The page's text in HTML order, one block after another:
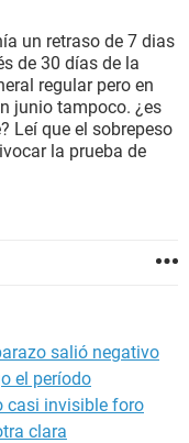
un retraso de 7 dias
de 30 días de la
regular pero en
junio tampoco. ¿es
Leí que el sobrepeso
la prueba de
salió negativo
el período
casi invisible foro
clara